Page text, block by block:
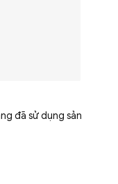
đã sử dụng sản